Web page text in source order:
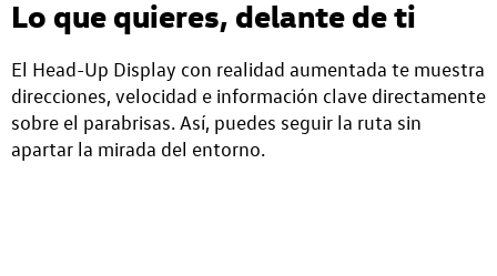
Lo que quieres, delante de ti
El Head-Up Display con realidad aumentada te muestra
direcciones, velocidad e información clave directamente
sobre el parabrisas. Así, puedes seguir la ruta sin
apartar la mirada del entorno.